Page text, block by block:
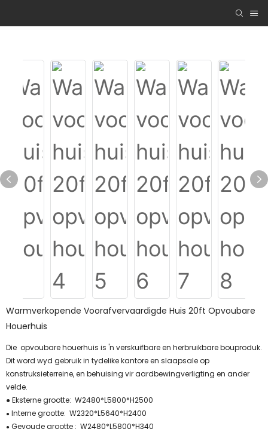
Warmverkopende Voorafvervaardigde Huis 20ft Opvoubare
Houerhuis
Die opvoubare houerhuis is 'n verskuifbare en herbruikbare bouproduk.
Dit word wyd gebruik in tydelike kantore en slaapsale op
konstruksieterreine, en behuising vir aardbewingverligting en ander
velde.
● Eksterne grootte: W2480*L5800*H2500
● Interne grootte: W2320*L5640*H2400
● Gevoude grootte : W2480*L5800*H340